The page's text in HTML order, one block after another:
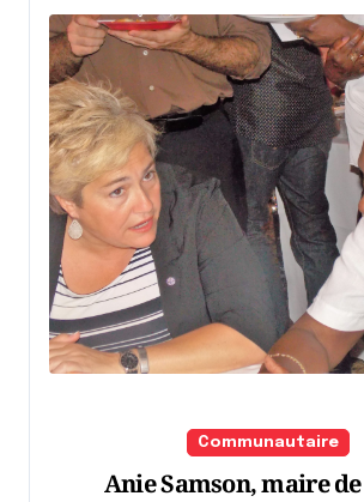
Communautaire
Anie Samson, maire de